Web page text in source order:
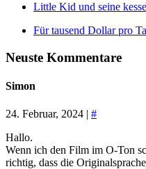
Little Kid und seine
Für tausend Dollar pro
Neuste Kommentare
Simon
24. Februar, 2024 | #
Hallo.
Wenn ich den Film im O-Ton
richtig, dass die